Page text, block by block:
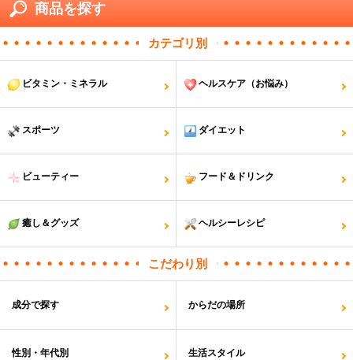
商品を探す
カテゴリ別
ビタミン・ミネラル ヘルスケア（お悩み）
スポーツ ダイエット
ビューティー フード＆ドリンク
癒し＆グッズ ヘルシーレシピ
こだわり別
成分で探す からだの場所
性別・年代別 生活スタイル